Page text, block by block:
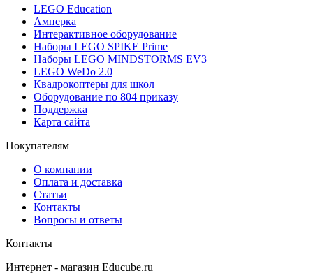
LEGO Education
Амперка
Интерактивное оборудование
Наборы LEGO SPIKE Prime
Наборы LEGO MINDSTORMS EV3
LEGO WeDo 2.0
Квадрокоптеры для школ
Оборудование по 804 приказу
Поддержка
Карта сайта
Покупателям
О компании
Оплата и доставка
Статьи
Контакты
Вопросы и ответы
Контакты
Интернет - магазин Educube.ru